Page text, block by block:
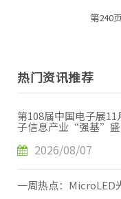
第240
热门资讯推荐
第108届中国电子展
子信息产业“强基”
2026/08/07
一周热点：MicroLED